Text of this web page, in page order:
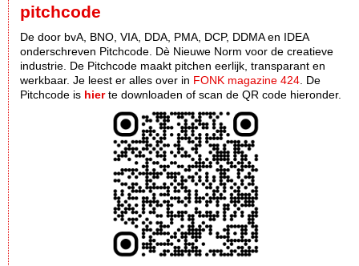
pitchcode
De door bvA, BNO, VIA, DDA, PMA, DCP, DDMA en IDEA
onderschreven Pitchcode. Dè Nieuwe Norm voor de creatieve
industrie. De Pitchcode maakt pitchen eerlijk, transparant en
werkbaar. Je leest er alles over in FONK magazine 424 . De
Pitchcode is hierte downloaden of scan de QR code hieronder.